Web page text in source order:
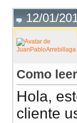
12/01/
Como
Hola,
cliente